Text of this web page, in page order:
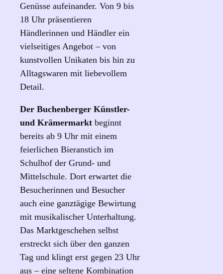
Genüsse aufeinander. Von 9 bis
18 Uhr präsentieren
Händlerinnen und Händler ein
vielseitiges Angebot – von
kunstvollen Unikaten bis hin zu
Alltagswaren mit liebevollem
Detail.
Der Buchenberger Künstler-
und Krämermarkt beginnt
bereits ab 9 Uhr mit einem
feierlichen Bieranstich im
Schulhof der Grund- und
Mittelschule. Dort erwartet die
Besucherinnen und Besucher
auch eine ganztägige Bewirtung
mit musikalischer Unterhaltung.
Das Marktgeschehen selbst
erstreckt sich über den ganzen
Tag und klingt erst gegen 23 Uhr
aus – eine seltene Kombination